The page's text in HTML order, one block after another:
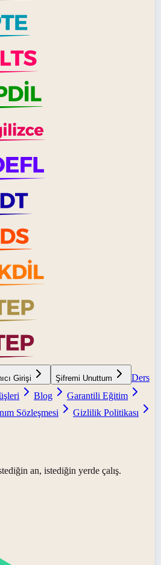
Girişi Şifremi Unuttum
Ders
Blog
Garantili Eğitim
Sözleşmesi
Gizlilik Politikası
an, istediğin yerde çalış.